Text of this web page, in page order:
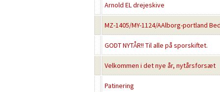
Arnold EL drejeskive
MZ-1405/MY-1124/AAlborg-portland
GODT NYTÅR!! Til alle på sporskiftet.
Velkommen i det nye år, nytårsforsæt
Patinering